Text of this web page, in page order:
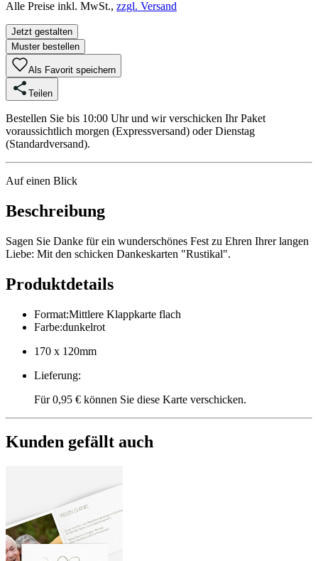
Alle Preise inkl. MwSt., zzgl. Versand
Jetzt gestalten
Muster bestellen
Als Favorit speichern
Teilen
Bestellen Sie bis 10:00 Uhr und wir verschicken Ihr Paket
voraussichtlich morgen (Expressversand) oder Dienstag
(Standardversand).
Auf einen Blick
Beschreibung
Sagen Sie Danke für ein wunderschönes Fest zu Ehren Ihrer langen
Liebe: Mit den schicken Dankeskarten "Rustikal".
Produktdetails
Format:Mittlere Klappkarte flach
Farbe:dunkelrot
170 x 120mm
Lieferung:
Für 0,95 € können Sie diese Karte verschicken.
Kunden gefällt auch